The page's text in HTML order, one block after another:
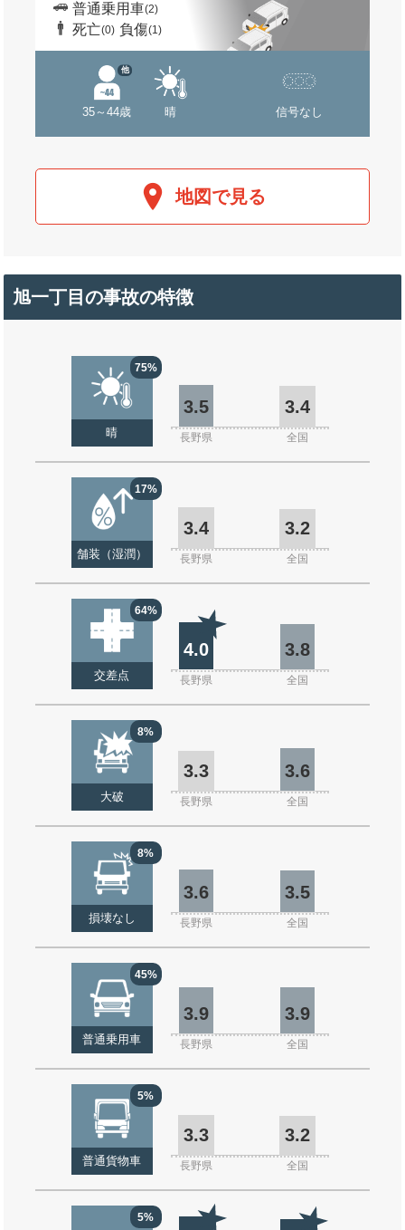
普通乗用車(2)
死亡(0) 負傷(1)
35～44歳
他
晴 信号なし
地図で見る
旭一丁目の事故の特徴
75%
晴
3.5 3.4
長野県 全国
17%
舗装（湿潤）
3.4 3.2
長野県 全国
64%
交差点
4.0 3.8
長野県 全国
8%
大破
3.3 3.6
長野県 全国
8%
損壊なし
3.6 3.5
長野県 全国
45%
普通乗用車
3.9 3.9
長野県 全国
5%
普通貨物車
3.3 3.2
長野県 全国
5%